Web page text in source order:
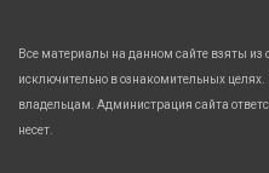
Все материалы на данном сайте взяты из
исключительно в ознакомительных
владельцам. Администрация сайта
несет.